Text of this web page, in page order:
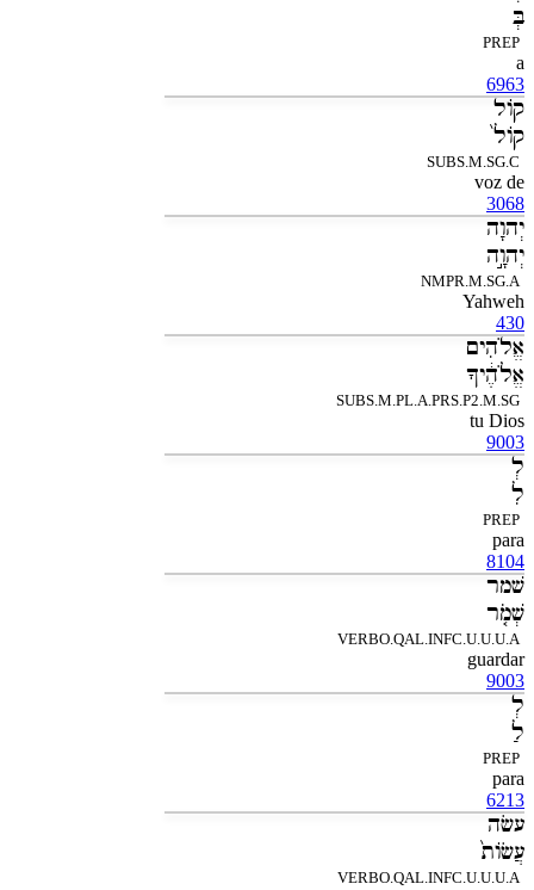
בְּ
PREP
a
6963
קֹול
קֹול֙
SUBS.M.SG.C
voz de
3068
יְהוָה
יְהוָ֣ה
NMPR.M.SG.A
Yahweh
430
אֱלֹהִים
אֱלֹהֶ֔יךָ
SUBS.M.PL.A.PRS.P2.M.SG
tu Dios
9003
לְ
לִ
PREP
para
8104
שׁמר
שְׁמֹ֤ר
VERBO.QAL.INFC.U.U.U.A
guardar
9003
לְ
לַ
PREP
para
6213
עשׂה
עֲשֹׂות֙
VERBO.QAL.INFC.U.U.U.A